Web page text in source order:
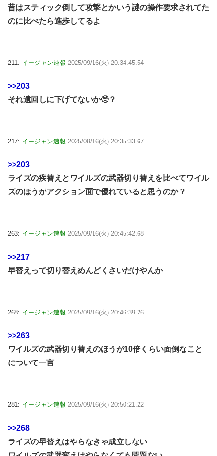
昔はスティック倒して攻撃とかいう謎の操作要求されてた
のに比べたら進歩してるよ
211: イージャン速報 2025/09/16(火) 20:34:45.54
>>203
それ遠回しに下げてないか🥺？
217: イージャン速報 2025/09/16(火) 20:35:33.67
>>203
ライズの疾替えとワイルズの武器切り替えを比べてワイル
ズのほうがアクション面で優れていると思うのか？
263: イージャン速報 2025/09/16(火) 20:45:42.68
>>217
早替えって切り替えめんどくさいだけやんか
268: イージャン速報 2025/09/16(火) 20:46:39.26
>>263
ワイルズの武器切り替えのほうが10倍くらい面倒なこと
について一言
281: イージャン速報 2025/09/16(火) 20:50:21.22
>>268
ライズの早替えはやらなきゃ成立しない